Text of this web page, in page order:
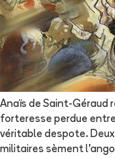
Anaïs de Saint-Géraud
forteresse perdue
véritable despote.
militaires sèment